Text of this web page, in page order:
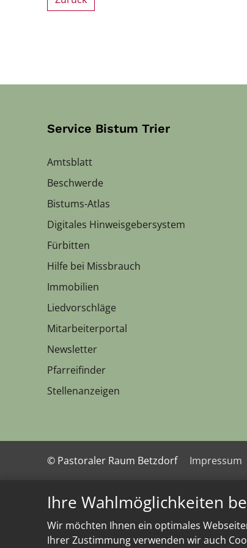
Ihre Wahlmöglichkeiten
Wir möchten Ihnen ein optimales
Ihrer Zustimmung verwenden wir auch
Service Bistum Trier
Amtsblatt
Beschwerde
Bistums-Atlas
Digitales Hinweisgebersystem
Fürbitten
Hilfe bei Missbrauch
Immobilien
Liedvorschläge
Mitarbeiterportal
Newsletter
Pfarreifinder
Stellenanzeigen
© Pastoraler Raum Betzdorf Impressum